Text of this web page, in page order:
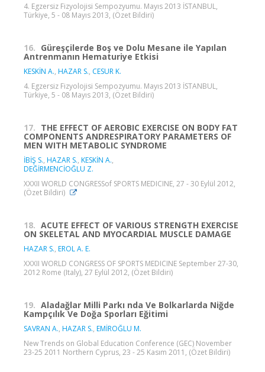
4. Egzersiz Fizyolojisi Sempozyumu. Mayıs 2013 İSTANBUL,
Türkiye, 5 - 08 Mayıs 2013, (Özet Bildiri)
16. Güreşçilerde Boş ve Dolu Mesane ile Yapılan
Antrenmanın Hematuriye Etkisi
KESKİN A., HAZAR S., CESUR K.
4. Egzersiz Fizyolojisi Sempozyumu. Mayıs 2013 İSTANBUL,
Türkiye, 5 - 08 Mayıs 2013, (Özet Bildiri)
17. THE EFFECT OF AEROBIC EXERCISE ON BODY FAT
COMPONENTS ANDRESPIRATORY PARAMETERS OF
MEN WITH METABOLIC SYNDROME
İBİŞ S., HAZAR S., KESKİN A.,
DEĞİRMENCİOĞLU Z.
XXXII WORLD CONGRESSof SPORTS MEDICINE, 27 - 30 Eylül 2012,
(Özet Bildiri)
18. ACUTE EFFECT OF VARIOUS STRENGTH EXERCISE
ON SKELETAL AND MYOCARDIAL MUSCLE DAMAGE
HAZAR S., EROL A. E.
XXXII WORLD CONGRESS OF SPORTS MEDICINE September 27-30,
2012 Rome (Italy), 27 Eylül 2012, (Özet Bildiri)
19. Aladağlar Milli Parkı nda Ve Bolkarlarda Niğde
Kampçılık Ve Doğa Sporları Eğitimi
SAVRAN A., HAZAR S., EMİROĞLU M.
New Trends on Global Education Conference (GEC) November
23-25 2011 Northern Cyprus, 23 - 25 Kasım 2011, (Özet Bildiri)